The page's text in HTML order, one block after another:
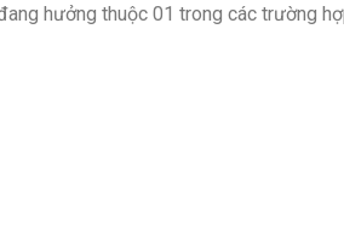
hưởng thuộc 01 trong các trường